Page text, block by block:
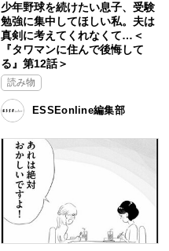
少年野球を続けたい息子、受験
勉強に集中してほしい私。夫は
真剣に考えてくれなくて…＜
『タワマンに住んで後悔して
る』第12話＞
読み物
ESSEonline編集部